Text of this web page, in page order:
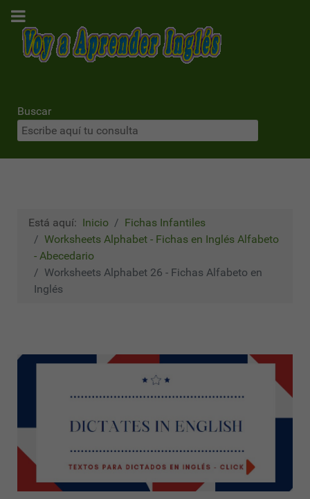
Buscar
Está aquí: Inicio
Fichas Infantiles
Worksheets Alphabet - Fichas en Inglés Alfabeto
- Abecedario
Worksheets Alphabet 26 - Fichas Alfabeto en
Inglés